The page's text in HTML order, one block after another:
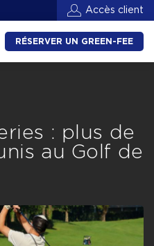
Accès client
RÉSERVER UN GREEN-FEE
: plus de
au Golf de